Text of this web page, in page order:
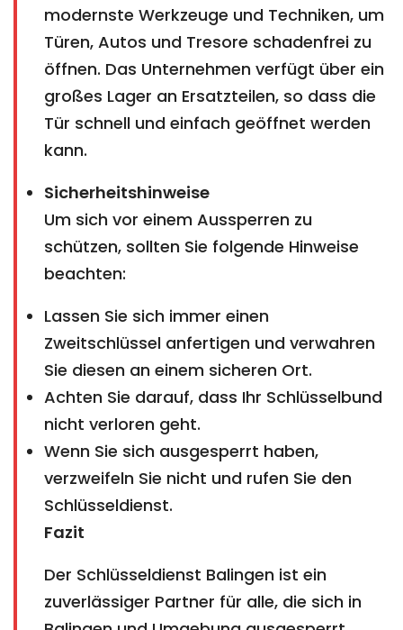
modernste Werkzeuge und Techniken, um
Türen, Autos und Tresore schadenfrei zu
öffnen. Das Unternehmen verfügt über ein
großes Lager an Ersatzteilen, so dass die
Tür schnell und einfach geöffnet werden
kann.
Sicherheitshinweise
Um sich vor einem Aussperren zu
schützen, sollten Sie folgende Hinweise
beachten:
Lassen Sie sich immer einen
Zweitschlüssel anfertigen und verwahren
Sie diesen an einem sicheren Ort.
Achten Sie darauf, dass Ihr Schlüsselbund
nicht verloren geht.
Wenn Sie sich ausgesperrt haben,
verzweifeln Sie nicht und rufen Sie den
Schlüsseldienst.
Fazit
Der Schlüsseldienst Balingen ist ein
zuverlässiger Partner für alle, die sich in